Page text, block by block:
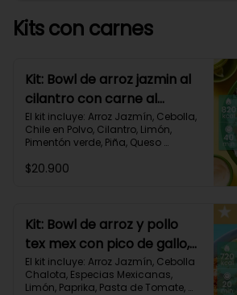
Kits con carnes
Kit: Bowl de arroz jazmin al
cilantro con carne al
pastor y pico de gallo-84
El kit incluye: Arroz Jazmín, Cebolla,
Chile en Polvo, Cilantro, Limón,
Pimentón verde, Piña, Queso
(150g/p), Sour Cream, Tomate,
Grasas 46g | Proteínas 30g
$20.900
Kit: Bowl de arroz y pollo
tex mex con pico de gallo,
queso y sour cream-147
El kit incluye: Arroz Jazmín, Cebolla
Chalota, Especias Mexicanas,
Limón, Paprika, Pasta de Tomate,